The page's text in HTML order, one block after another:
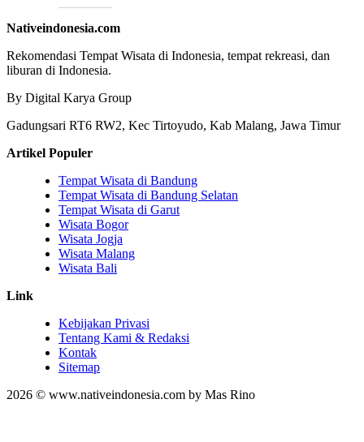
Nativeindonesia.com
Rekomendasi Tempat Wisata di Indonesia, tempat rekreasi, dan
liburan di Indonesia.
By Digital Karya Group
Gadungsari RT6 RW2, Kec Tirtoyudo, Kab Malang, Jawa Timur
Artikel Populer
Tempat Wisata di Bandung
Tempat Wisata di Bandung Selatan
Tempat Wisata di Garut
Wisata Bogor
Wisata Jogja
Wisata Malang
Wisata Bali
Link
Kebijakan Privasi
Tentang Kami & Redaksi
Kontak
Sitemap
2026 © www.nativeindonesia.com by Mas Rino